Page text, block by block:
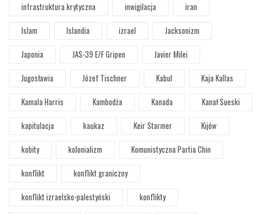
infrastruktura krytyczna
inwigilacja
iran
Islam
Islandia izrael
Jacksonizm
Japonia
JAS-39 E/F Gripen
Javier Milei
Jugosławia
Józef Tischner Kabul
Kaja Kallas
Kamala Harris
Kambodża Kanada
Kanał Sueski
kapitulacja
kaukaz Keir Starmer
Kijów
kobity
kolonializm
Komunistyczna Partia Chin
konflikt
konflikt graniczny
konflikt izraelsko-palestyński
konflikty